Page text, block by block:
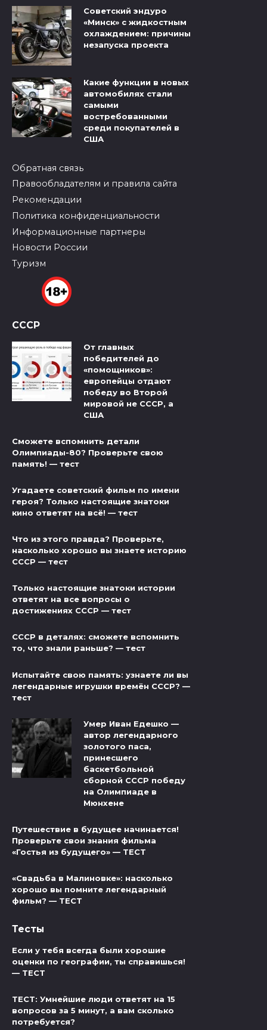
Советский эндуро
«Минск» с жидкостным
охлаждением: причины
незапуска проекта
Какие функции в новых
автомобилях стали
самыми
востребованными
среди покупателей в
США
Обратная связь
Правообладателям и правила сайта
Рекомендации
Политика конфиденциальности
Информационные партнеры
Новости России
Туризм
СССР
От главных
победителей до
«помощников»:
европейцы отдают
победу во Второй
мировой не СССР, а
США
Сможете вспомнить детали
Олимпиады-80? Проверьте свою
память! — тест
Угадаете советский фильм по имени
героя? Только настоящие знатоки
кино ответят на всё! — тест
Что из этого правда? Проверьте,
насколько хорошо вы знаете историю
СССР — тест
Только настоящие знатоки истории
ответят на все вопросы о
достижениях СССР — тест
СССР в деталях: сможете вспомнить
то, что знали раньше? — тест
Испытайте свою память: узнаете ли вы
легендарные игрушки времён СССР? —
тест
Умер Иван Едешко —
автор легендарного
золотого паса,
принесшего
баскетбольной
сборной СССР победу
на Олимпиаде в
Мюнхене
Путешествие в будущее начинается!
Проверьте свои знания фильма
«Гостья из будущего» — ТЕСТ
«Свадьба в Малиновке»: насколько
хорошо вы помните легендарный
фильм? — ТЕСТ
Тесты
Если у тебя всегда были хорошие
оценки по географии, ты справишься!
— ТЕСТ
ТЕСТ: Умнейшие люди ответят на 15
вопросов за 5 минут, а вам сколько
потребуется?